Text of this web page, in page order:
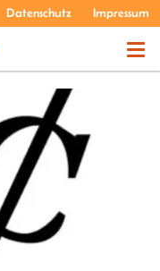
Datenschutz Impressum